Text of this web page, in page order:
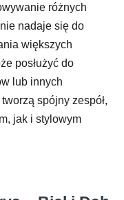
różnych
nadaje się do
większych
posłużyć do
lub innych
spójny zespół,
jak i stylowym